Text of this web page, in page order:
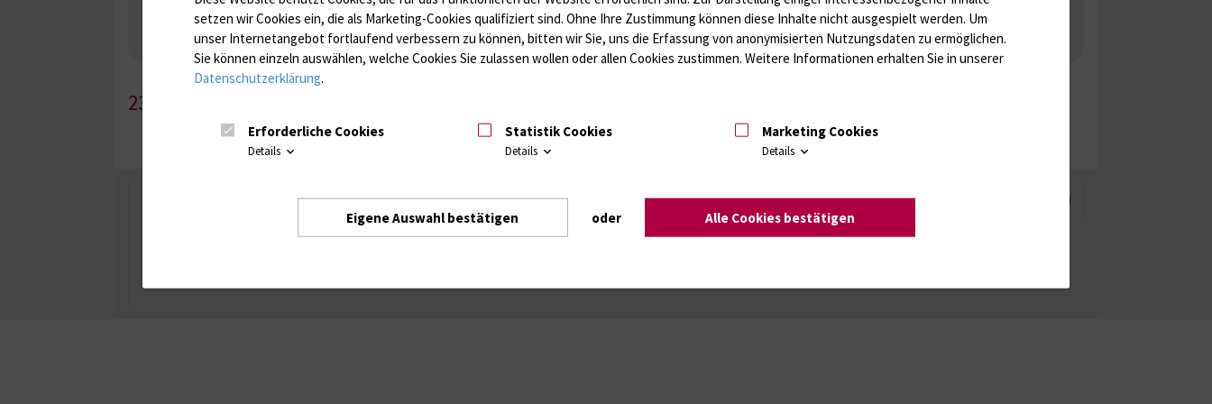
Nebenniere / Niere; Nebenschilddrüse ( Ca-Stoffwechsel / Knochen; Hypophyse / Wachstum; Gestroinaltrakt / Vitamine; Gonaden / Zyklus / Sterilität
Infektionsserologie
Allergiediagnostik Immunologie
Autoimmundiagnostik
Antibiotika, Zystostatika, Immunsuppressiva, Amaleptika, Bronchospasmolytika, Antiepileptika, Kardiaka, Psychpharmaka
Molekulare Diagnostik
236-1
FacebookInstagramYouTubeLinkedIn
Xing
Intranet Login (für Studenten) Impressum Datenschutzhinweise
setzen wir Cookies ein, die als Marketing-Cookies qualifiziert sind. Ohne Ihre Zustimmung können diese Inhalte nicht ausgespielt werden. Um
unser Internetangebot fortlaufend verbessern zu können, bitten wir Sie, uns die Erfassung von anonymisierten Nutzungsdaten zu ermöglichen.
Sie können einzeln auswählen, welche Cookies Sie zulassen wollen oder allen Cookies zustimmen. Weitere Informationen erhalten Sie in unserer
Datenschutzerklärung.
Erforderliche Cookies
Details
Statistik Cookies
Details
Marketing Cookies
Details
Eigene Auswahl bestätigen oder Alle Cookies bestätigen